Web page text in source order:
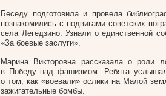
Беседу подготовила и провела
познакомились с подвигами советских
села Легедзино. Узнали о единственной
«За боевые заслуги».
Марина Викторовна рассказала о роли
в Победу над фашизмом. Ребята
о том, как «воевали» ослики на Малой
зажигательные бомбы.